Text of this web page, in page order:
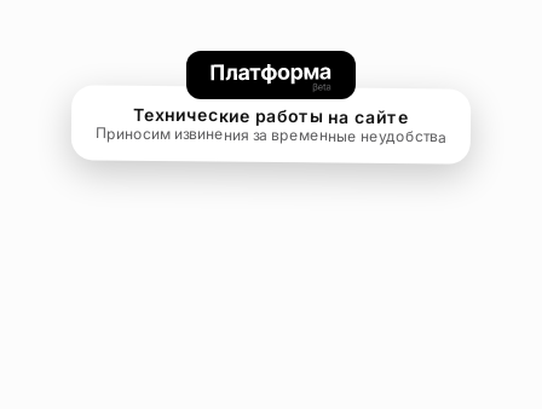
Технические работы на сайте
Приносим извинения за временные неудобства